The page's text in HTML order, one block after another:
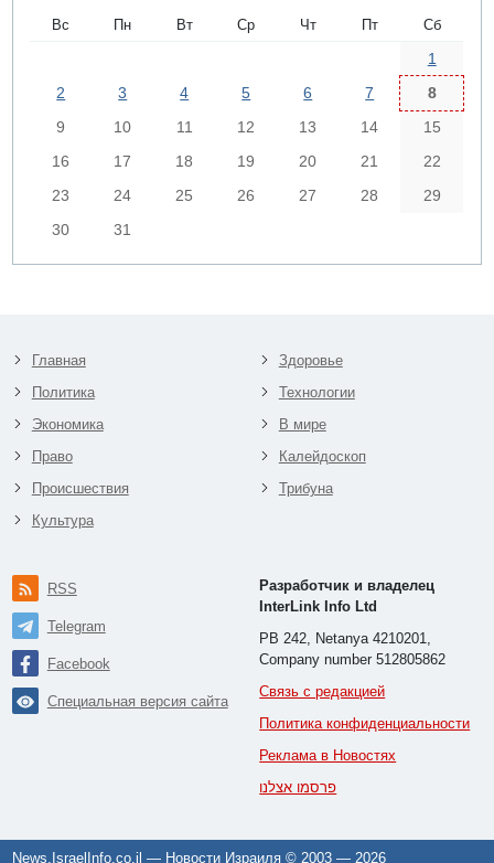
Вс Пн Вт Ср Чт Пт Сб
1
2
3 4 5 6 7
8
9
10 11 12 13 14
15
16
17 18 19 20 21
22
23
24 25 26 27 28
29
30
31
Главная
Политика
Экономика
Право
Происшествия
Культура
Здоровье
Технологии
В мире
Калейдоскоп
Трибуна
RSS
Telegram
Facebook
Специальная версия сайта
Разработчик и владелец
InterLink Info Ltd
PB 242, Netanya 4210201,
Company number 512805862
Связь с редакцией
Политика конфиденциальности
Реклама в Новостях
פרסמו אצלנו
News.IsraelInfo.co.il — Новости Израиля © 2003 —2026